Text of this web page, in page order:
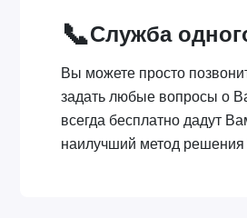
📞Служба
Вы можете просто
задать любые вопросы о
всегда бесплатно дадут
наилучший метод